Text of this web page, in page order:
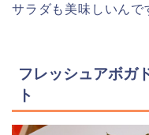
サラダも美味しいんで
フレッシュアボガ
ト